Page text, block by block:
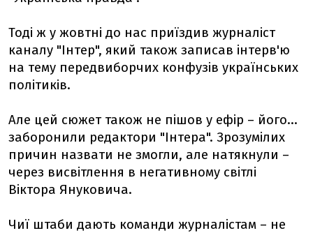
Тоді ж у жовтні до нас приїздив журналіст
каналу "Інтер", який також записав інтерв'ю
на тему передвиборчих конфузів українських
політиків.
Але цей сюжет також не пішов у ефір – його...
заборонили редактори "Інтера". Зрозумілих
причин назвати не змогли, але натякнули –
через висвітлення в негативному світлі
Віктора Януковича.
Чиї штаби дають команди журналістам – не